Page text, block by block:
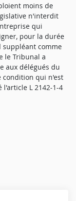
moins de
n'interdit
qui
pour la durée
suppléant comme
le Tribunal a
aux délégués du
condition qui n'est
l'article L 2142-1-4